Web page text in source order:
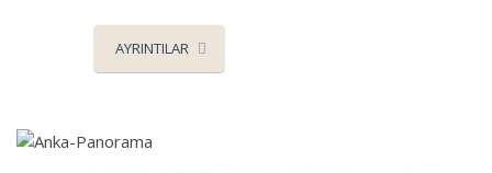
AYRINTILAR